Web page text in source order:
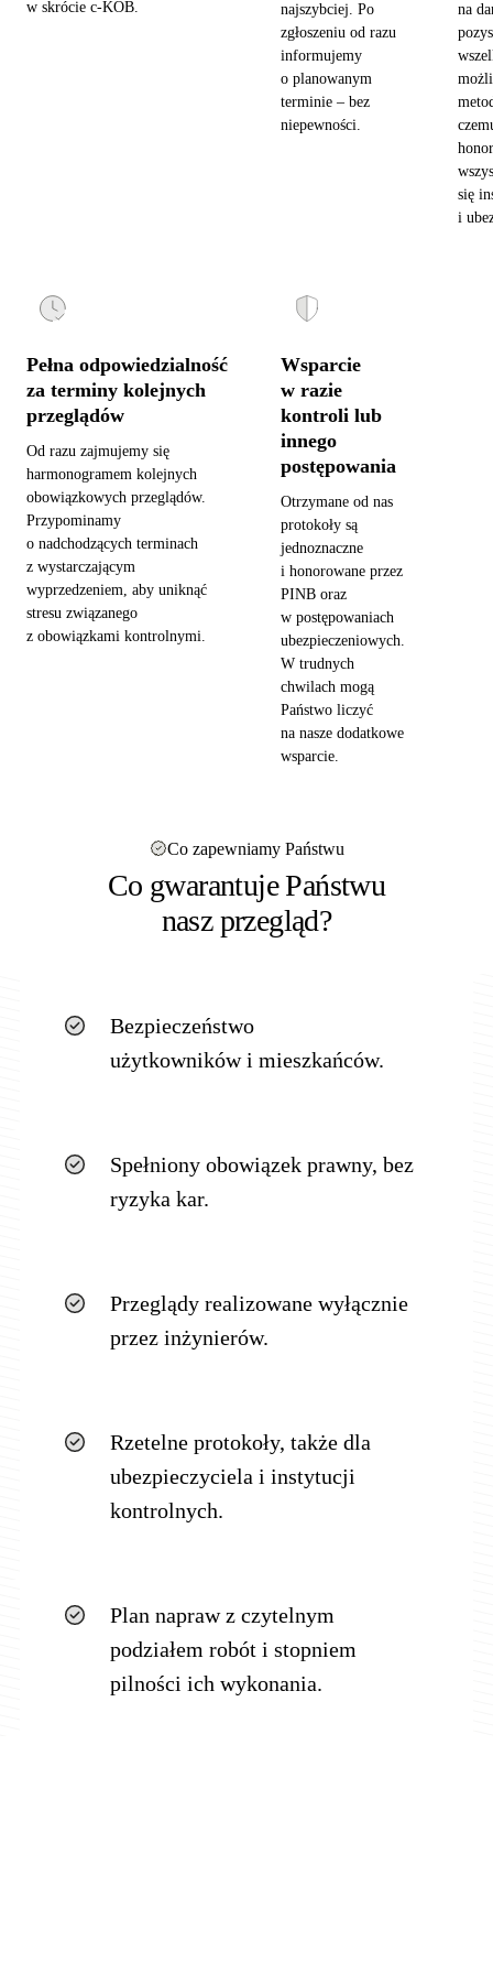
w skrócie c-KOB.
najszybciej. Po
zgłoszeniu od razu
informujemy
o planowanym
terminie – bez
niepewności.
na
się
i
Pełna odpowiedzialność
za terminy kolejnych
przeglądów
Od razu zajmujemy się
harmonogramem kolejnych
obowiązkowych przeglądów.
Przypominamy
o nadchodzących terminach
z wystarczającym
wyprzedzeniem, aby uniknąć
stresu związanego
z obowiązkami kontrolnymi.
Wsparcie
w razie
kontroli lub
innego
postępowania
Otrzymane od nas
protokoły są
jednoznaczne
i honorowane przez
PINB oraz
w postępowaniach
ubezpieczeniowych.
W trudnych
chwilach mogą
Państwo liczyć
na nasze dodatkowe
wsparcie.
Co zapewniamy Państwu
Co gwarantuje Państwu
nasz przegląd?
Bezpieczeństwo
użytkowników i mieszkańców.
Spełniony obowiązek prawny, bez
ryzyka kar.
Przeglądy realizowane wyłącznie
przez inżynierów.
Rzetelne protokoły, także dla
ubezpieczyciela i instytucji
kontrolnych.
Plan napraw z czytelnym
podziałem robót i stopniem
pilności ich wykonania.